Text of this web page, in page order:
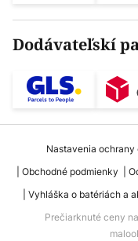
Dodávateľskí
Nastavenia
Obchodné podmienky
Vyhláška o batériách a
Prečiarknuté ceny